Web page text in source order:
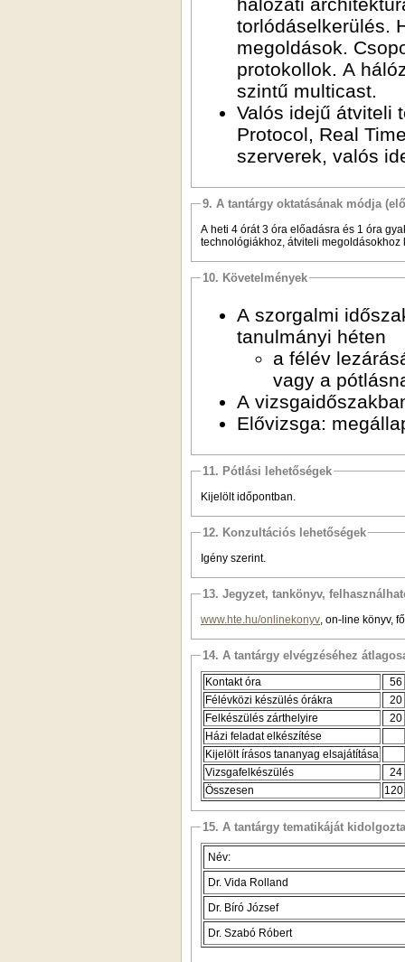
torlódáselkerülés.
megoldások.
protokollok. A
szintű multicast.
Valós idejű átviteli
Protocol, Real
szerverek, valós
9. A tantárgy oktatásának módja
A heti 4 órát 3 óra előadásra és 1 óra
technológiákhoz, átviteli megoldásokhoz
10. Követelmények
A szorgalmi
tanulmányi héten
a félév
vagy a
A
Elővizsga:
11. Pótlási lehetőségek
Kijelölt időpontban.
12. Konzultációs lehetőségek
Igény szerint.
13. Jegyzet, tankönyv,
www.hte.hu/onlinekonyv, on-line könyv,
14. A tantárgy elvégzéséhez
Kontakt óra
56
Félévközi készülés órákra
20
Felkészülés zárthelyire
20
Házi feladat elkészítése
Kijelölt írásos tananyag elsajátítása
Vizsgafelkészülés
24
Összesen
120
15. A tantárgy tematikáját kidolgozta
Név:
Dr. Vida Rolland
Dr. Bíró József
Dr. Szabó Róbert